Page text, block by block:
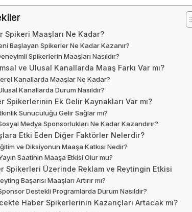
Spikeri Maaşları Ne Kadar?
Başlayan Spikerler Ne Kadar Kazanır?
Spikerlerin Maaşları Nasıldır?
ve Ulusal Kanallarda Maaş Farkı Var mı?
Kanallarda Maaşlar Ne Kadar?
Kanallarda Durum Nasıldır?
Spikerlerinin Ek Gelir Kaynakları Var mı?
Sunuculuğu Gelir Sağlar mı?
Medya Sponsorlukları Ne Kadar Kazandırır?
Etki Eden Diğer Faktörler Nelerdir?
ve Diksiyonun Maaşa Katkısı Nedir?
Saatinin Maaşa Etkisi Olur mu?
Spikerleri Üzerinde Reklam ve Reytingin Etkisi
Başarısı Maaşları Artırır mı?
Destekli Programlarda Durum Nasıldır?
Haber Spikerlerinin Kazançları Artacak mı?